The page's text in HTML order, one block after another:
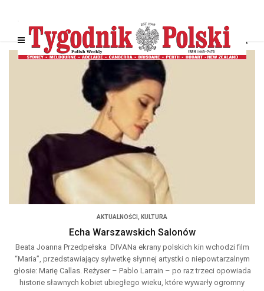
AKTUALNOŚCI , KULTURA
Echa Warszawskich Salonów
Beata Joanna Przedpełska DIVANa ekrany polskich kin wchodzi film
“Maria”, przedstawiający sylwetkę słynnej artystki o niepowtarzalnym
głosie: Marię Callas. Reżyser – Pablo Larrain – po raz trzeci opowiada
historie sławnych kobiet ubiegłego wieku, które wywarły ogromny